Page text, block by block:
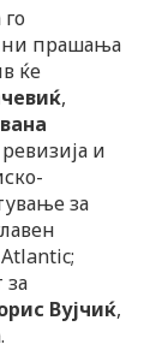
прашања
ќе
,
и
за
за
Вујчиќ,